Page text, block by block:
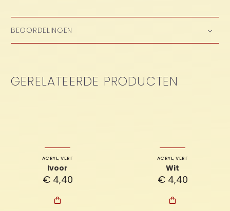
BEOORDELINGEN
GERELATEERDE PRODUCTEN
ACRYL,VERF
Ivoor
€4,40

ACRYL,VERF
Wit
€4,40
